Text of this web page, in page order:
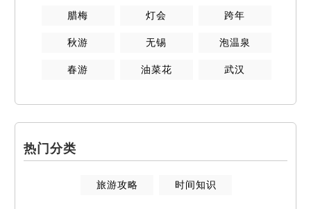
腊梅 灯会 跨年
秋游 无锡 泡温泉
春游 油菜花 武汉
热门分类
旅游攻略 时间知识